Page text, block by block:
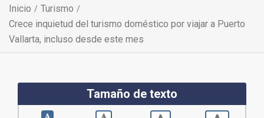
Inicio
Turismo
Crece inquietud del turismo doméstico por viajar a Puerto
Vallarta, incluso desde este mes
Tamaño de texto